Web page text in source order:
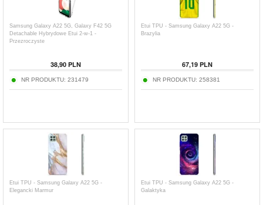
Samsung Galaxy A22 5G, Galaxy F42 5G
Detachable Hybrydowe Etui 2-w-1 -
Przezroczyste
38,90 PLN
NR PRODUKTU: 231479
Etui TPU - Samsung Galaxy A22 5G -
Brazylia
67,19 PLN
NR PRODUKTU: 258381
Etui TPU - Samsung Galaxy A22 5G -
Elegancki Marmur
Etui TPU - Samsung Galaxy A22 5G -
Galaktyka